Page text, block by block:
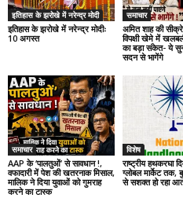
इतिहास के झरोखे में नरेन्द्र मोदी
इतिहास के झरोखे में नरेन्द्र मोदीः
10 अगस्त
समाचार
अमित शाह की
विपक्षी खेमे में
का बड़ा संकेत- ये
सदन से भागेंगे
समाचार
AAP के ‘पालतुओं’ से सावधान !,
वफादारी में पेश की खतरनाक मिसाल,
मालिक ने दिया युवाओं को गुमराह
करने का टास्क
विशेष
राष्ट्रीय हथकरघा
ग्लोबल मार्केट तक,
से सशक्त हो रहा